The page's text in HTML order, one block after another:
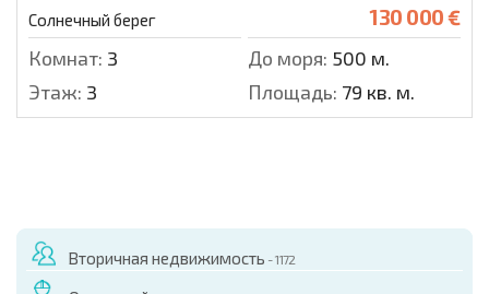
Солнечный берег 130 000 €
Комнат: 3 До моря: 500 м.
Этаж: 3 Площадь: 79 кв. м.
Вторичная недвижимость - 1172